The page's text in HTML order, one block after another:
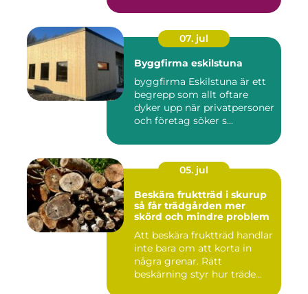
07. jul
Byggfirma eskilstuna
byggfirma Eskilstuna är ett
begrepp som allt oftare
dyker upp när privatpersoner
och företag söker s...
05. jul
Beskära fruktträd i skurup
så får trädgården mer
skörd och mindre problem
Att beskära fruktträd handlar
inte bara om att korta in
några grenar. Rätt
beskärning styr hur träde...